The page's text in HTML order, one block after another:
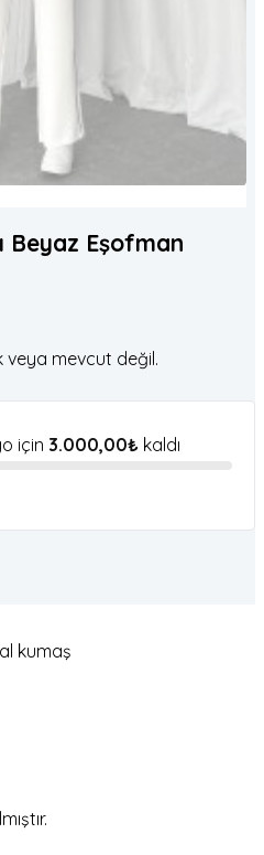
Beyaz Eşofman
mevcut değil.
için 3.000,00₺kaldı
kumaş